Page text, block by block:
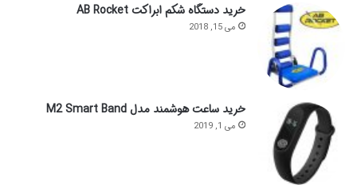
خرید دستگاه شکم ابراکت AB Rocket
می 15, 2018
خرید ساعت هوشمند مدل M2 Smart Band
می 1, 2019